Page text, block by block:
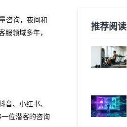
咨询，夜间和
服领域多年，
、小红书、
位潜客的咨询
推荐阅读